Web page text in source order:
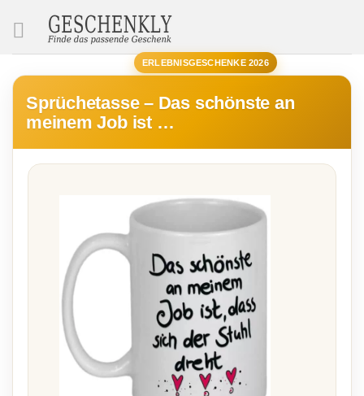
ERLEBNISGESCHENKE 2026
Sprüchetasse – Das schönste an
meinem Job ist …